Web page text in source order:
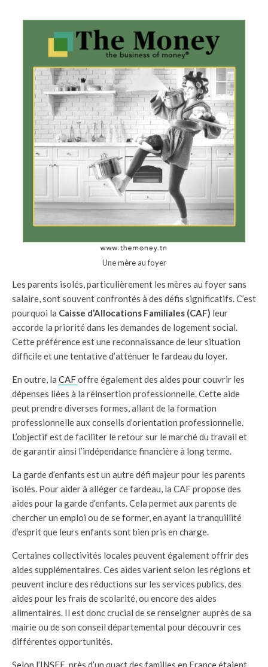
Une mère au foyer
Les parents isolés, particulièrement les mères au foyer sans
salaire, sont souvent confrontés à des défis significatifs. C’est
pourquoi la Caisse d’Allocations Familiales (CAF) leur
accorde la priorité dans les demandes de logement social.
Cette préférence est une reconnaissance de leur situation
difficile et une tentative d’atténuer le fardeau du loyer.
En outre, la CAFoffre également des aides pour couvrir les
dépenses liées à la réinsertion professionnelle. Cette aide
peut prendre diverses formes, allant de la formation
professionnelle aux conseils d’orientation professionnelle.
L’objectif est de faciliter le retour sur le marché du travail et
de garantir ainsi l’indépendance financière à long terme.
La garde d’enfants est un autre défi majeur pour les parents
isolés. Pour aider à alléger ce fardeau, la CAF propose des
aides pour la garde d’enfants. Cela permet aux parents de
chercher un emploi ou de se former, en ayant la tranquillité
d’esprit que leurs enfants sont bien pris en charge.
Certaines collectivités locales peuvent également offrir des
aides supplémentaires. Ces aides varient selon les régions et
peuvent inclure des réductions sur les services publics, des
aides pour les frais de scolarité, ou encore des aides
alimentaires. Il est donc crucial de se renseigner auprès de sa
mairie ou de son conseil départemental pour découvrir ces
différentes opportunités.
Selon l’INSEE , près d’un quart des familles en France étaient